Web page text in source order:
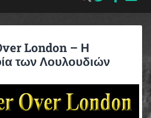
London – Η
των Λουλουδιών